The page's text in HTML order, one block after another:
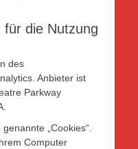
für die Nutzung
des
Anbieter ist
Parkway
„Cookies“.
Computer